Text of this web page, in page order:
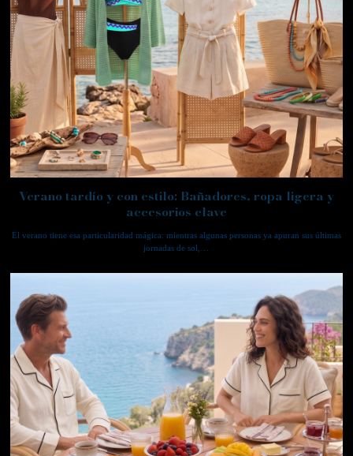
Verano tardío y con estilo: Bañadores, ropa ligera y
accesorios clave
El verano tiene esa particularidad mágica: mientras algunas personas ya apuran sus últimas
jornadas de sol,…